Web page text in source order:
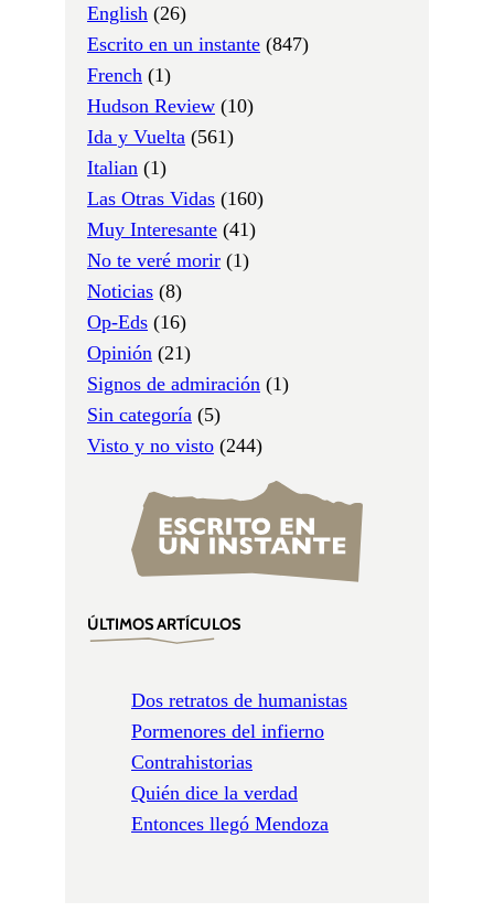
English (26)
Escrito en un instante (847)
French (1)
Hudson Review (10)
Ida y Vuelta (561)
Italian (1)
Las Otras Vidas (160)
Muy Interesante (41)
No te veré morir (1)
Noticias (8)
Op-Eds (16)
Opinión (21)
Signos de admiración (1)
Sin categoría (5)
Visto y no visto (244)
ÚLTIMOS ARTÍCULOS
Dos retratos de humanistas
Pormenores del infierno
Contrahistorias
Quién dice la verdad
Entonces llegó Mendoza